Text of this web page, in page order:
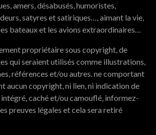
amers, désabusés, humoristes,
satyres et satiriques…, aimant la vie,
bateaux et les avions extraordinaires…
propriétaire sous copyright, de
qui seraient utilisés comme illustrations,
références et/ou autres. ne comportant
aucun copyright, ni lien, ni indication de
caché et/ou camouflé, informez-
preuves légales et cela sera retiré